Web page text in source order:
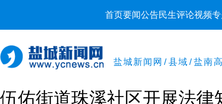
首页要闻公告民生评论视频
盐城新闻网 / 县域 / 盐南
伍佑街道珠溪社区开展法律